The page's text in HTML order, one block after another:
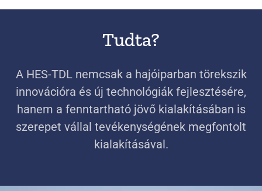
Tudta?
A HES-TDL nemcsak a hajóiparban törekszik
innovációra és új technológiák fejlesztésére,
hanem a fenntartható jövő kialakításában is
szerepet vállal tevékenységének megfontolt
kialakításával.